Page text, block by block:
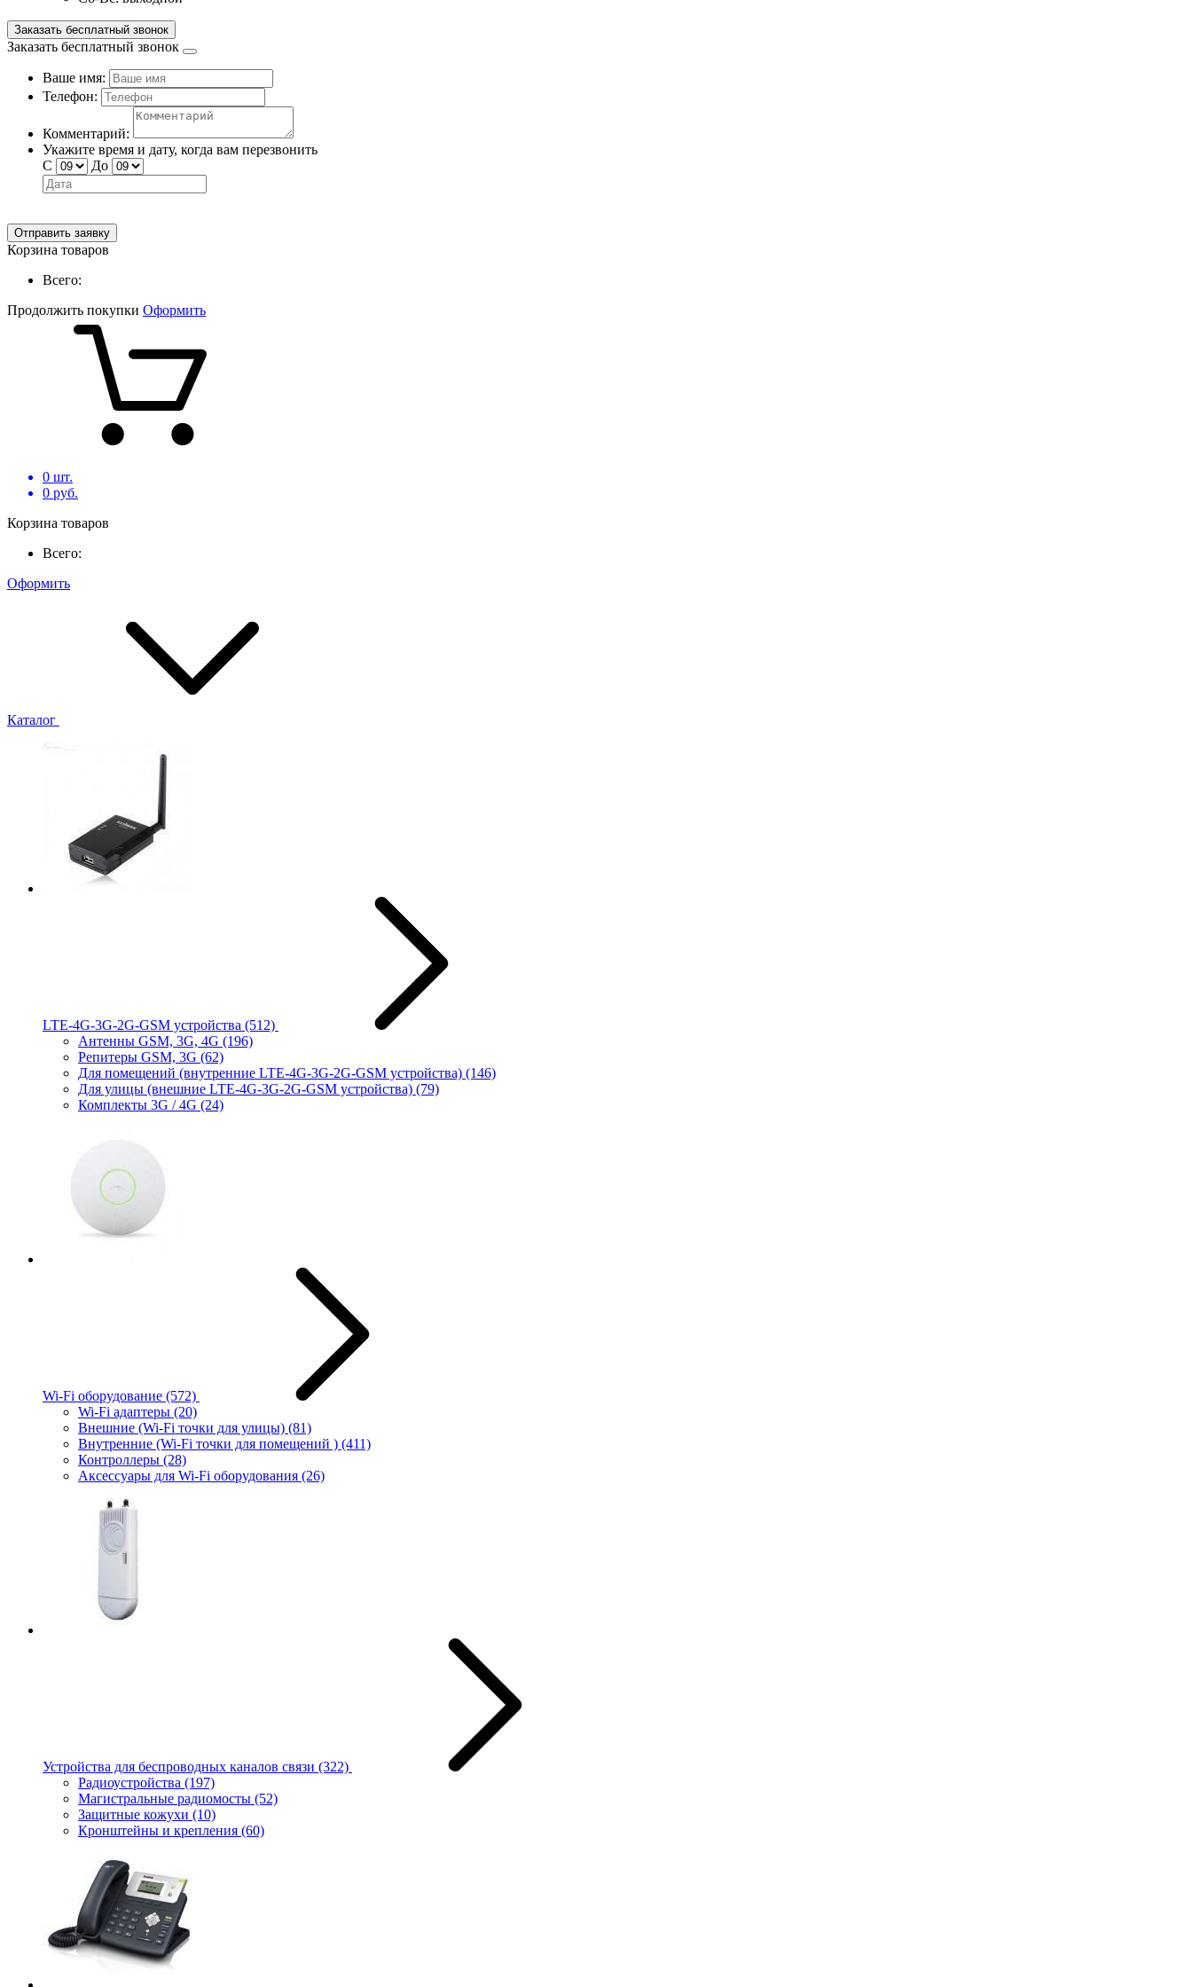
Заказать бесплатный звонок
Заказать бесплатный звонок
Ваше имя:
Телефон:
Комментарий:
Укажите время и дату, когда вам перезвонить
С
До
Отправить заявку
Корзина товаров
Всего:
Продолжить покупки Оформить
0 шт.
0 руб.
Корзина товаров
Всего:
Оформить
Каталог
LTE-4G-3G-2G-GSM устройства (512)
Антенны GSM, 3G, 4G (196)
Репитеры GSM, 3G (62)
Для помещений (внутренние LTE-4G-3G-2G-GSM устройства) (146)
Для улицы (внешние LTE-4G-3G-2G-GSM устройства) (79)
Комплекты 3G / 4G (24)
Wi-Fi оборудование (572)
Wi-Fi адаптеры (20)
Внешние (Wi-Fi точки для улицы) (81)
Внутренние (Wi-Fi точки для помещений ) (411)
Контроллеры (28)
Аксессуары для Wi-Fi оборудования (26)
Устройства для беспроводных каналов связи (322)
Радиоустройства (197)
Магистральные радиомосты (52)
Защитные кожухи (10)
Кронштейны и крепления (60)